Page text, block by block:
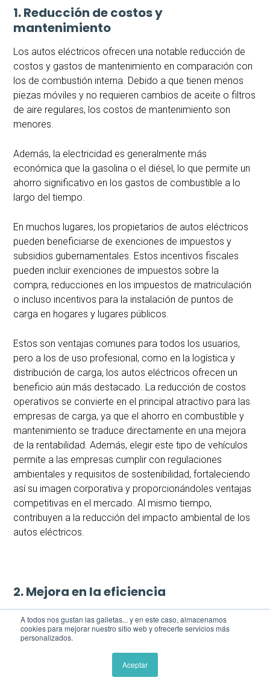
A todos nos gustan las galletas... y en este caso, almacenamos
cookies para mejorar nuestro sitio web y ofrecerte servicios más
personalizados.
Aceptar
1. Reducción de costos y
mantenimiento
Los autos eléctricos ofrecen una notable reducción de
costos y gastos de mantenimiento en comparación con
los de combustión interna. Debido a que tienen menos
piezas móviles y no requieren cambios de aceite o filtros
de aire regulares, los costos de mantenimiento son
menores.
Además, la electricidad es generalmente más
económica que la gasolina o el diésel, lo que permite un
ahorro significativo en los gastos de combustible a lo
largo del tiempo.
En muchos lugares, los propietarios de autos eléctricos
pueden beneficiarse de exenciones de impuestos y
subsidios gubernamentales. Estos incentivos fiscales
pueden incluir exenciones de impuestos sobre la
compra, reducciones en los impuestos de matriculación
o incluso incentivos para la instalación de puntos de
carga en hogares y lugares públicos.
Estos son ventajas comunes para todos los usuarios,
pero a los de uso profesional, como en la logística y
distribución de carga, los autos eléctricos ofrecen un
beneficio aún más destacado. La reducción de costos
operativos se convierte en el principal atractivo para las
empresas de carga, ya que el ahorro en combustible y
mantenimiento se traduce directamente en una mejora
de la rentabilidad. Además, elegir este tipo de vehículos
permite a las empresas cumplir con regulaciones
ambientales y requisitos de sostenibilidad, fortaleciendo
así su imagen corporativa y proporcionándoles ventajas
competitivas en el mercado. Al mismo tiempo,
contribuyen a la reducción del impacto ambiental de los
autos eléctricos.
2. Mejora en la eficiencia
Los autos eléctricos ofrecen notables mejoras en
términos de eficiencia en comparación con los vehículos
de combustión interna, tanto para uso personal como